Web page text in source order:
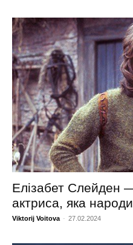
Елізабет Слейден
актриса, яка
Viktorij Voitova - 27.02.2024